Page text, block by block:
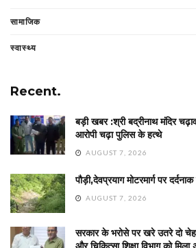
सामाजिक
स्वास्थ्य
Recent.
बड़ी खबर :श्री बद्रीनाथ मंदिर
आरोपी चढ़ा पुलिस के हत्थे
AUGUST 7, 2026
पौड़ी,देवप्रयाग मोटरमार्ग पर
AUGUST 7, 2026
सरकार के भरोसे पर खरे उतरे दो